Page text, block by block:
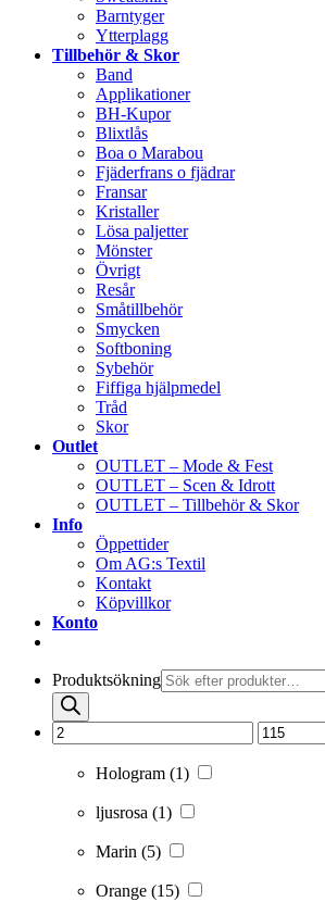
Barntyger
Ytterplagg
Tillbehör & Skor
Band
Applikationer
BH-Kupor
Blixtlås
Boa o Marabou
Fjäderfrans o fjädrar
Fransar
Kristaller
Lösa paljetter
Mönster
Övrigt
Resår
Småtillbehör
Smycken
Softboning
Sybehör
Fiffiga hjälpmedel
Tråd
Skor
Outlet
OUTLET – Mode & Fest
OUTLET – Scen & Idrott
OUTLET – Tillbehör & Skor
Info
Öppettider
Om AG:s Textil
Kontakt
Köpvillkor
Konto
Produktsökning
Hologram (1)
ljusrosa (1)
Marin (5)
Orange (15)